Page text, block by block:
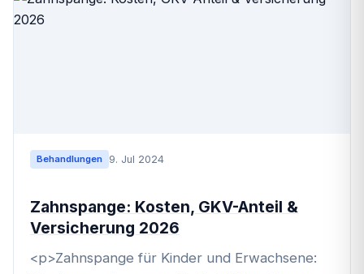
Behandlungen 9. Jul 2024
Zahnspange: Kosten, GKV-Anteil &
Versicherung 2026
<p>Zahnspange für Kinder und Erwachsene: